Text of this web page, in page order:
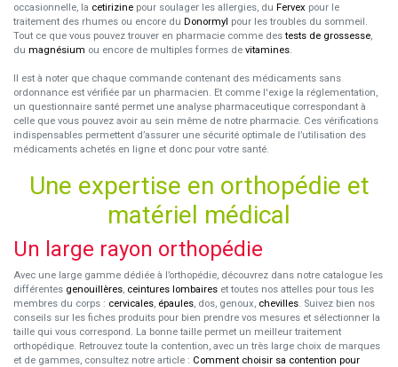
occasionnelle, la cetirizine pour soulager les allergies, du Fervex pour le
traitement des rhumes ou encore du Donormyl pour les troubles du sommeil.
Tout ce que vous pouvez trouver en pharmacie comme destests de grossesse,
du magnésium ou encore de multiples formes de vitamines.
Il est à noter que chaque commande contenant des médicaments sans
ordonnance est vérifiée par un pharmacien. Et comme l'exige la réglementation,
un questionnaire santé permet une analyse pharmaceutique correspondant à
celle que vous pouvez avoir au sein même de notre pharmacie. Ces vérifications
indispensables permettent d’assurer une sécurité optimale de l’utilisation des
médicaments achetés en ligne et donc pour votre santé.
Une expertise en orthopédie et
matériel médical
Un large rayon orthopédie
Avec une large gamme dédiée à l’orthopédie, découvrez dans notre catalogue les
différentes genouillères, ceintures lombaires et toutes nos attelles pour tous les
membres du corps : cervicales, épaules, dos, genoux, chevilles. Suivez bien nos
conseils sur les fiches produits pour bien prendre vos mesures et sélectionner la
taille qui vous correspond. La bonne taille permet un meilleur traitement
orthopédique. Retrouvez toute la contention, avec un très large choix de marques
et de gammes, consultez notre article : Comment choisir sa contention pour